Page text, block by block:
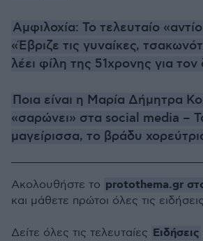
Αμφιλοχία: Το τελευταίο
«Έβριζε τις γυναίκες,
λέει φίλη της 51χρονης για
Ποια είναι η Μαρία Δήμητρα
«σαρώνει» στα social media –
μαγείρισσα, το βράδυ
Ακολουθήστε το protothema.gr
και μάθετε πρώτοι όλες τις ειδήσεις
Δείτε όλες τις τελευταίες Ειδήσεις